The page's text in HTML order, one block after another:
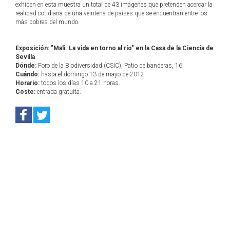
exhiben en esta muestra un total de 43 imágenes que pretenden acercar la
realidad cotidiana de una veintena de países que se encuentran entre los
más pobres del mundo.
Exposición: "Mali. La vida en torno al río" en la Casa de la Ciencia de
Sevilla
Dónde: Foro de la Biodiversidad (CSIC), Patio de banderas, 16.
Cuándo: hasta el domingo 13 de mayo de 2012.
Horario: todos los días 10 a 21 horas.
Coste: entrada gratuita.